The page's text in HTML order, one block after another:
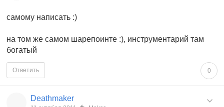
самому написать :)
на том же самом шарепоинте :), инструментарий там
богатый
0
Ответить
Deathmaker